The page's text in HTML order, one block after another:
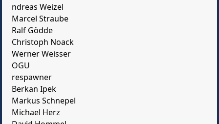
ndreas Weizel
Marcel Straube
Ralf Gödde
Christoph Noack
Werner Weisser
OGU
respawner
Berkan Ipek
Markus Schnepel
Michael Herz